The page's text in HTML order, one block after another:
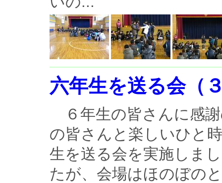
六年生を送る会（
６年生の皆さんに感
の皆さんと楽しいひと
生を送る会を実施しま
たが、会場はほのぼの